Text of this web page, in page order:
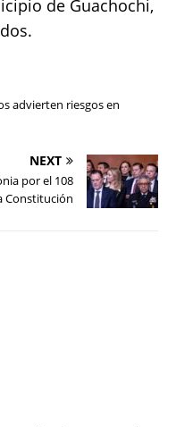
de Guachochi,
advierten riesgos en
NEXT
por el 108
Constitución